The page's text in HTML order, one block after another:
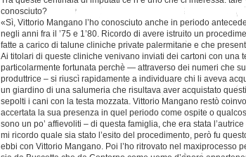
conosciuto?
«Sì, Vittorio Mangano l’ho conosciuto anche in periodo
negli anni fra il ’75 e 1’80. Ricordo di avere istruito un
fatte a carico di talune cliniche private palermitane e che
Ai titolari di queste cliniche venivano inviati dei cartoni con una
particolarmente fortunata perchè — attraverso dei numeri che
produttrice – si riuscì rapidamente a individuare chi li aveva
un giardino di una salumeria che risultava aver acquistato
sepolti i cani con la testa mozzata. Vittorio Mangano restò
accertata la sua presenza in quel periodo come ospite o
sono un po’ affievoliti – di questa famiglia, che era stata
mi ricordo quale sia stato l’esito del procedimento, però fu
ebbi con Vittorio Mangano. Poi l’ho ritrovato nel maxiprocesso